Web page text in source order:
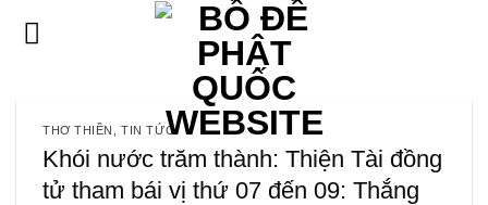
qua
THƠ THIỀN ,TIN TỨC
Khói nước trăm thành: Thiện Tài đồng
tử tham bái vị thứ 07 đến 09: Thắng